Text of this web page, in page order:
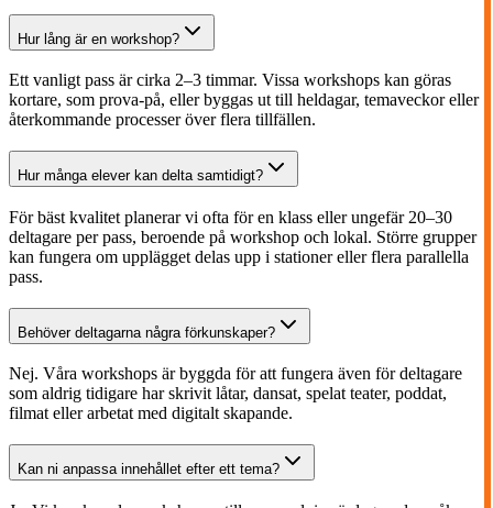
Hur lång är en workshop?
Ett vanligt pass är cirka 2–3 timmar. Vissa workshops kan göras
kortare, som prova-på, eller byggas ut till heldagar, temaveckor eller
återkommande processer över flera tillfällen.
Hur många elever kan delta samtidigt?
För bäst kvalitet planerar vi ofta för en klass eller ungefär 20–30
deltagare per pass, beroende på workshop och lokal. Större grupper
kan fungera om upplägget delas upp i stationer eller flera parallella
pass.
Behöver deltagarna några förkunskaper?
Nej. Våra workshops är byggda för att fungera även för deltagare
som aldrig tidigare har skrivit låtar, dansat, spelat teater, poddat,
filmat eller arbetat med digitalt skapande.
Kan ni anpassa innehållet efter ett tema?